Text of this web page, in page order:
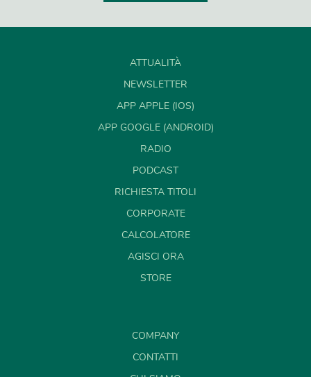
ATTUALITÀ
NEWSLETTER
APP APPLE (IOS)
APP GOOGLE (ANDROID)
RADIO
PODCAST
RICHIESTA TITOLI
CORPORATE
CALCOLATORE
AGISCI ORA
STORE
COMPANY
CONTATTI